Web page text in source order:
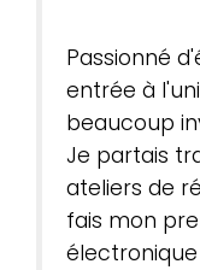
Passionné
entrée à
beaucoup
Je partais
ateliers de
fais mon